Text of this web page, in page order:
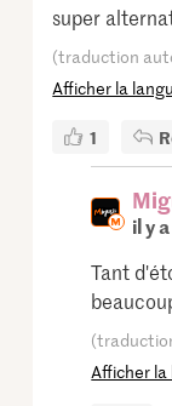
super
(traduction
Afficher la
1
il y
Tant
Afficher la